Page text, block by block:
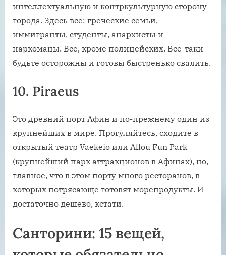
интеллектуальную и контркультурную сторону
города. Здесь все: греческие семьи,
иммигранты, студенты, анархисты и
наркоманы. Все, кроме полицейских. Все-таки
будьте осторожны и готовы быстренько свалить.
10. Piraeus
Это древний порт Афин и по-прежнему один из
крупнейших в мире. Прогуляйтесь, сходите в
открытый театр Vaekeio или Allou Fun Park
(крупнейший парк аттракционов в Афинах), но,
главное, что в этом порту много ресторанов, в
которых потрясающе готовят морепродукты. И
достаточно дешево, кстати.
Санторини: 15 вещей,